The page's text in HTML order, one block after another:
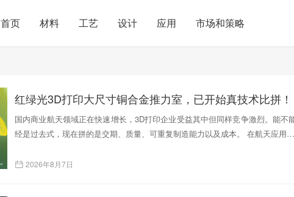
首页 材料 工艺 设计 应用 市场和策略
红绿光3D打印大尺寸铜合金推力室，已开始真技术比拼！
国内商业航天领域正在快速增长，3D打印企业受益其中但同样竞争激烈。能不
经是过去式，现在拼的是交期、质量、可重复制造能力以及成本。 在航天应用…
2026年8月7日